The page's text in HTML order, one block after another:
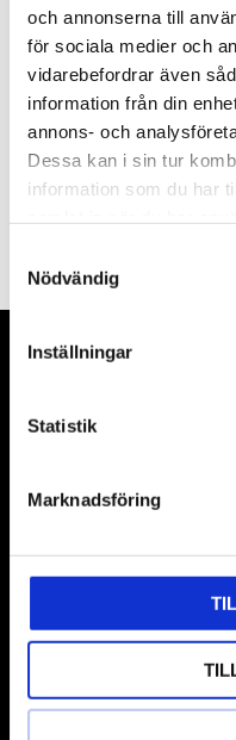
och annonserna till
för sociala medier och
vidarebefordrar även
information från din
annons- och
Dessa kan i sin tur
information som du har
Nödvändig
Inställningar
Statistik
Marknadsföring
VÅRA LEVERANTÖRER
Våra främsta leverantörer
& däckmaskiner och
gärna om vad som